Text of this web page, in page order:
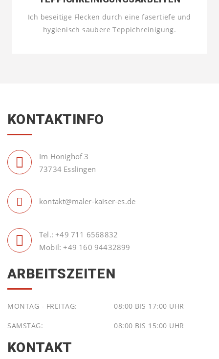
Ich beseitige Flecken durch eine fasertiefe und
hygienisch saubere Teppichreinigung.
KONTAKTINFO
Im Honighof 3
73734 Esslingen
kontakt@maler-kaiser-es.de
Tel.:+49 711 6568832
Mobil:+49 160 94432899
ARBEITSZEITEN
MONTAG - FREITAG: 08:00 BIS 17:00 UHR
SAMSTAG: 08:00 BIS 15:00 UHR
KONTAKT